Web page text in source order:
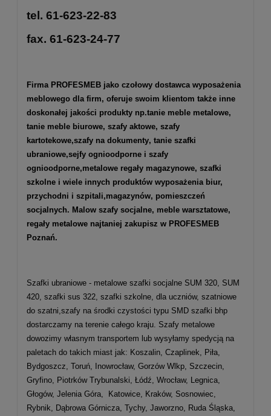
tel. 61-623-22-83
fax. 61-623-24-77
Firma PROFESMEB jako czołowy dostawca wyposażenia
meblowego dla firm, oferuje swoim klientom także inne
doskonałej jakości produkty np.tanie meble metalowe,
tanie meble biurowe, szafy aktowe, szafy
kartotekowe,szafy na dokumenty, tanie szafki
ubraniowe,sejfy ognioodporne i szafy
ognioodporne,metalowe regały magazynowe, szafki
szkolne i wiele innych produktów wyposażenia biur,
przychodni i szpitali,magazynów, pomieszczeń
socjalnych. Malow szafy socjalne, meble warsztatowe,
regały metalowe najtaniej zakupisz w PROFESMEB
Poznań.
Szafki ubraniowe - metalowe szafki socjalne SUM 320, SUM
420, szafki sus 322, szafki szkolne, dla uczniów, szatniowe
do szatni,szafy na środki czystości typu SMD szafki bhp
dostarczamy na terenie całego kraju. Szafy metalowe
dowozimy własnym transportem lub wysyłamy spedycją na
paletach do takich miast jak: Koszalin, Czaplinek, Piła,
Bydgoszcz, Toruń, Inowrocław, Gorzów Wlkp, Szczecin,
Gryfino, Piotrków Trybunalski, Łódź, Wrocław, Legnica,
Głogów, Jelenia Góra, Katowice, Kraków, Sosnowiec,
Rybnik, Dąbrowa Górnicza, Tychy, Jaworzno, Ruda Śląska,